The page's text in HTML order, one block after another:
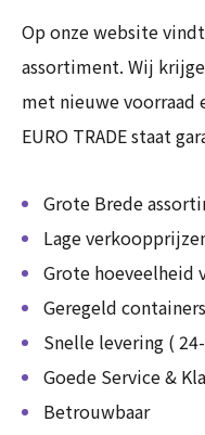
Op onze website
assortiment. Wij
met nieuwe voorraad
EURO TRADE staat
Grote Brede
Lage
Grote hoeveelheid
Geregeld
Snelle levering (
Goede Service &
Betrouwbaar